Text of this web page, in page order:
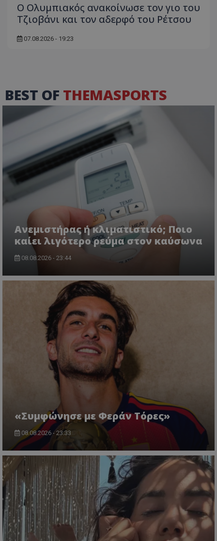
Ο Ολυμπιακός ανακοίνωσε τον γιο του
Τζιοβάνι και τον αδερφό του Ρέτσου
07.08.2026 - 19:23
BEST OF THEMASPORTS
Ανεμιστήρας ή κλιματιστικό; Ποιο
καίει λιγότερο ρεύμα στον καύσωνα
08.08.2026 - 23:44
«Συμφώνησε με Φεράν Τόρες»
08.08.2026 - 23:33